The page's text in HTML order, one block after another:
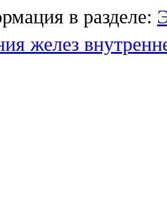
в разделе:
желез